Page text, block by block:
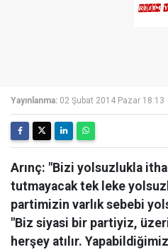
Yayınlanma: 02 Şubat 2014 Pazar 18:13
Arınç: "Bizi yolsuzlukla
tutmayacak tek leke
partimizin varlık sebebi
"Biz siyasi bir partiyiz,
herşey atılır.